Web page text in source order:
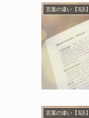
言葉の違い【3語】
言葉の違い【3語】